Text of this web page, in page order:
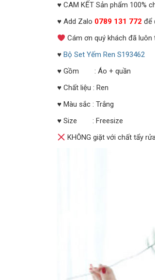
♥ CAM KẾT Sản phẩm 100%
♥ Add Zalo 0789 131 772 để
Cám ơn quý khách đã
♥ Bộ Set Yếm Ren S193462
♥ Gồm : Áo + quần
♥ Chất liệu : Ren
♥ Màu sắc : Trắng
♥ Size : Freesize
KHÔNG giặt với chất tẩy